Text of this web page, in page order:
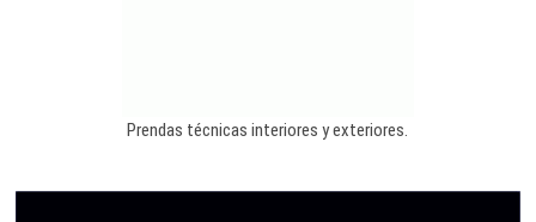
Prendas técnicas interiores y exteriores.